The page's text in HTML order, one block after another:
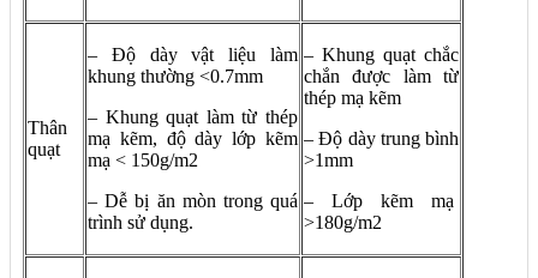
Thân
quạt
– Độ dày vật liệu làm
khung thường <0.7mm
– Khung quạt làm từ thép
mạ kẽm, độ dày lớp kẽm
mạ < 150g/m2
– Dễ bị ăn mòn trong quá
trình sử dụng.
– Khung quạt chắc
chắn được làm từ
thép mạ kẽm
– Độ dày trung bình
>1mm
– Lớp kẽm mạ
>180g/m2